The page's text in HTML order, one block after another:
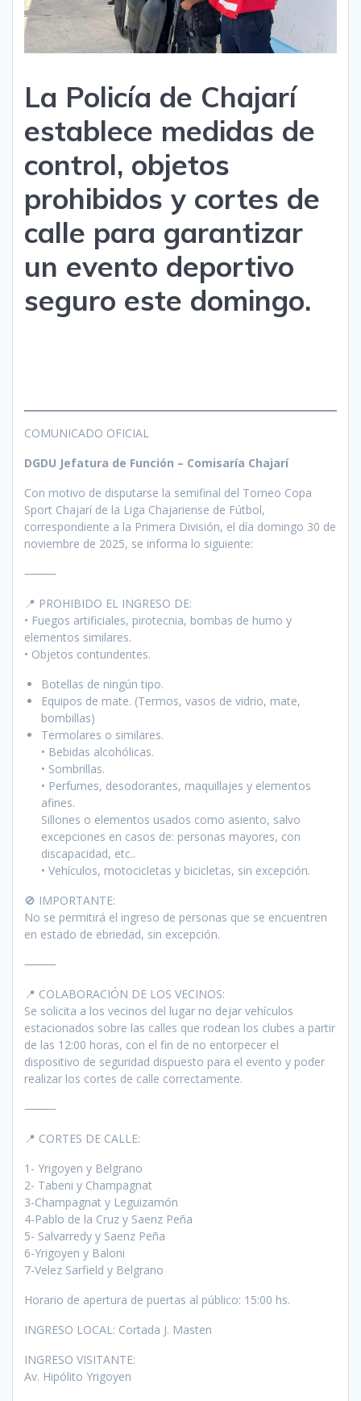
La Policía de Chajarí
establece medidas de
control, objetos
prohibidos y cortes de
calle para garantizar
un evento deportivo
seguro este domingo.
COMUNICADO OFICIAL
DGDU Jefatura de Función – Comisaría Chajarí
Con motivo de disputarse la semifinal del Torneo Copa
Sport Chajarí de la Liga Chajariense de Fútbol,
correspondiente a la Primera División, el día domingo 30 de
noviembre de 2025, se informa lo siguiente:
⸻
📍 PROHIBIDO EL INGRESO DE:
• Fuegos artificiales, pirotecnia, bombas de humo y
elementos similares.
• Objetos contundentes.
Botellas de ningún tipo.
Equipos de mate. (Termos, vasos de vidrio, mate,
bombillas)
Termolares o similares.
• Bebidas alcohólicas.
• Sombrillas.
• Perfumes, desodorantes, maquillajes y elementos
afines.
Sillones o elementos usados como asiento, salvo
excepciones en casos de: personas mayores, con
discapacidad, etc..
• Vehículos, motocicletas y bicicletas, sin excepción.
🚫 IMPORTANTE:
No se permitirá el ingreso de personas que se encuentren
en estado de ebriedad, sin excepción.
⸻
📍 COLABORACIÓN DE LOS VECINOS:
Se solicita a los vecinos del lugar no dejar vehículos
estacionados sobre las calles que rodean los clubes a partir
de las 12:00 horas, con el fin de no entorpecer el
dispositivo de seguridad dispuesto para el evento y poder
realizar los cortes de calle correctamente.
⸻
📍 CORTES DE CALLE:
1- Yrigoyen y Belgrano
2- Tabeni y Champagnat
3-Champagnat y Leguizamón
4-Pablo de la Cruz y Saenz Peña
5- Salvarredy y Saenz Peña
6-Yrigoyen y Baloni
7-Velez Sarfield y Belgrano
Horario de apertura de puertas al público: 15:00 hs.
INGRESO LOCAL: Cortada J. Masten
INGRESO VISITANTE:
Av. Hipólito Yrigoyen